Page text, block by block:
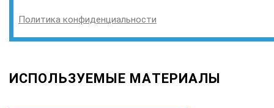
Политика конфиденциальности
ИСПОЛЬЗУЕМЫЕ МАТЕРИАЛЫ